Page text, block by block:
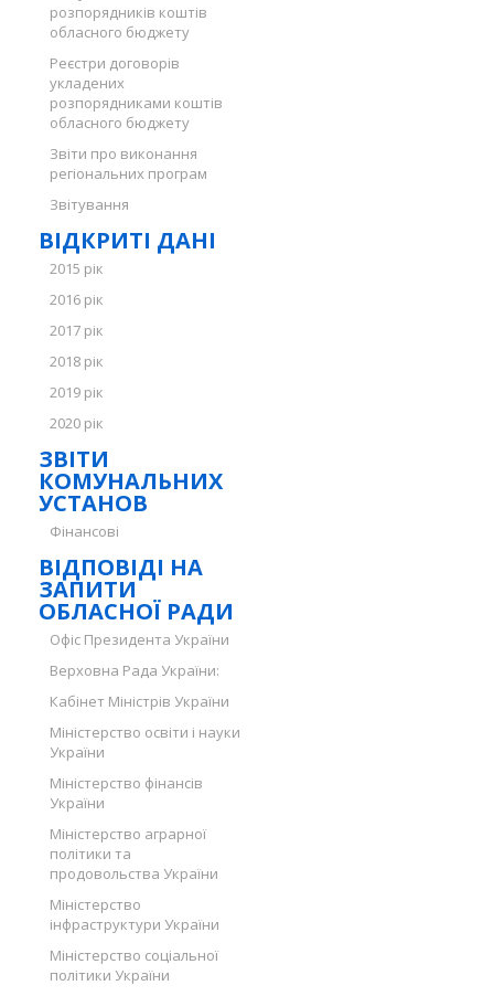
розпорядників коштів
обласного бюджету
Реєстри договорів
укладених
розпорядниками коштів
обласного бюджету
Звіти про виконання
регіональних програм
Звітування
ВІДКРИТІ ДАНІ
2015 рік
2016 рік
2017 рік
2018 рік
2019 рік
2020 рік
ЗВІТИ
КОМУНАЛЬНИХ
УСТАНОВ
Фінансові
ВІДПОВІДІ НА
ЗАПИТИ
ОБЛАСНОЇ РАДИ
Офіс Президента України
Верховна Рада України:
Кабінет Міністрів України
Міністерство освіти і науки
України
Міністерство фінансів
України
Міністерство аграрної
політики та
продовольства України
Міністерство
інфраструктури України
Міністерство соціальної
політики України